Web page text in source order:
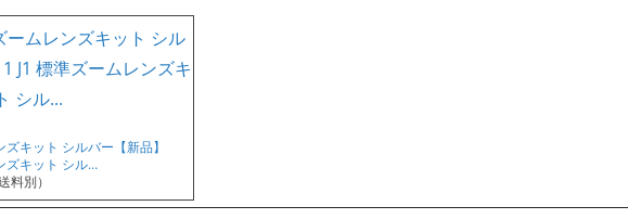
キット シルバー【新品】
ズキット シル…
料別）